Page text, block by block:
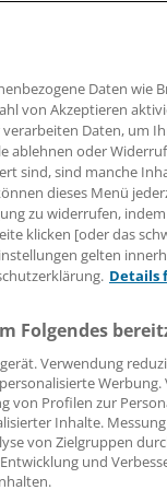
eosinophiler
darauf hin,
wirksamer
Sie sich
kostenlos.
Daten wie
von Akzeptieren
Daten, um
ablehnen oder
sind, sind manche
dieses Menü
zu widerrufen, indem
klicken [oder das
gelten
Details
Folgendes
Verwendung
von Profilen zur
Inhalte.
von Zielgruppen
und